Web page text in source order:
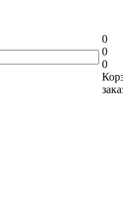
0
0
0